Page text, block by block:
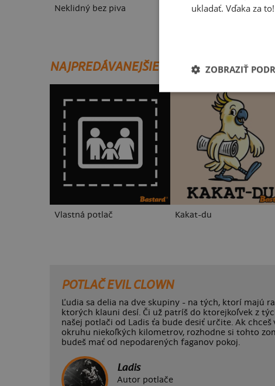
Neklidný bez piva Pívo volá
NAJPREDÁVANEJŠIE POTLAČE
Vlastná potlač Kakat-du
POTLAČ EVIL CLOWN
Ľudia sa delia na dve skupiny - na tých, ktorí majú
ktorých klauni desí. Či už patríš do ktorejkoľvek z
našej potlači od Ladis ťa bude desiť určite. Ak chceš
okruhu niekoľkých kilometrov, rozhodne si tohto
budeš mať od nepodarených faganov pokoj.
Ladis
Autor potlače
ukladať. Vďaka za to!
ZOBRAZIŤ